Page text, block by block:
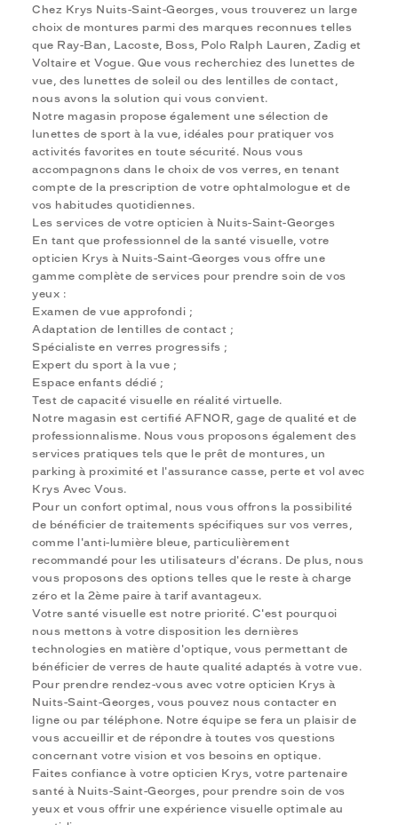
Chez Krys Nuits-Saint-Georges, vous trouverez un large
choix de montures parmi des marques reconnues telles
que Ray-Ban, Lacoste, Boss, Polo Ralph Lauren, Zadig et
Voltaire et Vogue. Que vous recherchiez des lunettes de
vue, des lunettes de soleil ou des lentilles de contact,
nous avons la solution qui vous convient.
Notre magasin propose également une sélection de
lunettes de sport à la vue, idéales pour pratiquer vos
activités favorites en toute sécurité. Nous vous
accompagnons dans le choix de vos verres, en tenant
compte de la prescription de votre ophtalmologue et de
vos habitudes quotidiennes.
Les services de votre opticien à Nuits-Saint-Georges
En tant que professionnel de la santé visuelle, votre
opticien Krys à Nuits-Saint-Georges vous offre une
gamme complète de services pour prendre soin de vos
yeux :
Examen de vue approfondi ;
Adaptation de lentilles de contact ;
Spécialiste en verres progressifs ;
Expert du sport à la vue ;
Espace enfants dédié ;
Test de capacité visuelle en réalité virtuelle.
Notre magasin est certifié AFNOR, gage de qualité et de
professionnalisme. Nous vous proposons également des
services pratiques tels que le prêt de montures, un
parking à proximité et l'assurance casse, perte et vol avec
Krys Avec Vous.
Pour un confort optimal, nous vous offrons la possibilité
de bénéficier de traitements spécifiques sur vos verres,
comme l'anti-lumière bleue, particulièrement
recommandé pour les utilisateurs d'écrans. De plus, nous
vous proposons des options telles que le reste à charge
zéro et la 2ème paire à tarif avantageux.
Votre santé visuelle est notre priorité. C'est pourquoi
nous mettons à votre disposition les dernières
technologies en matière d'optique, vous permettant de
bénéficier de verres de haute qualité adaptés à votre vue.
Pour prendre rendez-vous avec votre opticien Krys à
Nuits-Saint-Georges, vous pouvez nous contacter en
ligne ou par téléphone. Notre équipe se fera un plaisir de
vous accueillir et de répondre à toutes vos questions
concernant votre vision et vos besoins en optique.
Faites confiance à votre opticien Krys, votre partenaire
santé à Nuits-Saint-Georges, pour prendre soin de vos
yeux et vous offrir une expérience visuelle optimale au